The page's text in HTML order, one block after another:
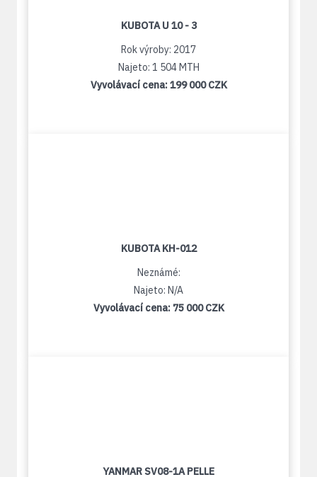
KUBOTA U 10 - 3
Rok výroby: 2017
Najeto: 1 504 MTH
Vyvolávací cena:199 000 CZK
KUBOTA KH-012
Neznámé:
Najeto: N/A
Vyvolávací cena: 75 000 CZK
YANMAR SV08-1A PELLE